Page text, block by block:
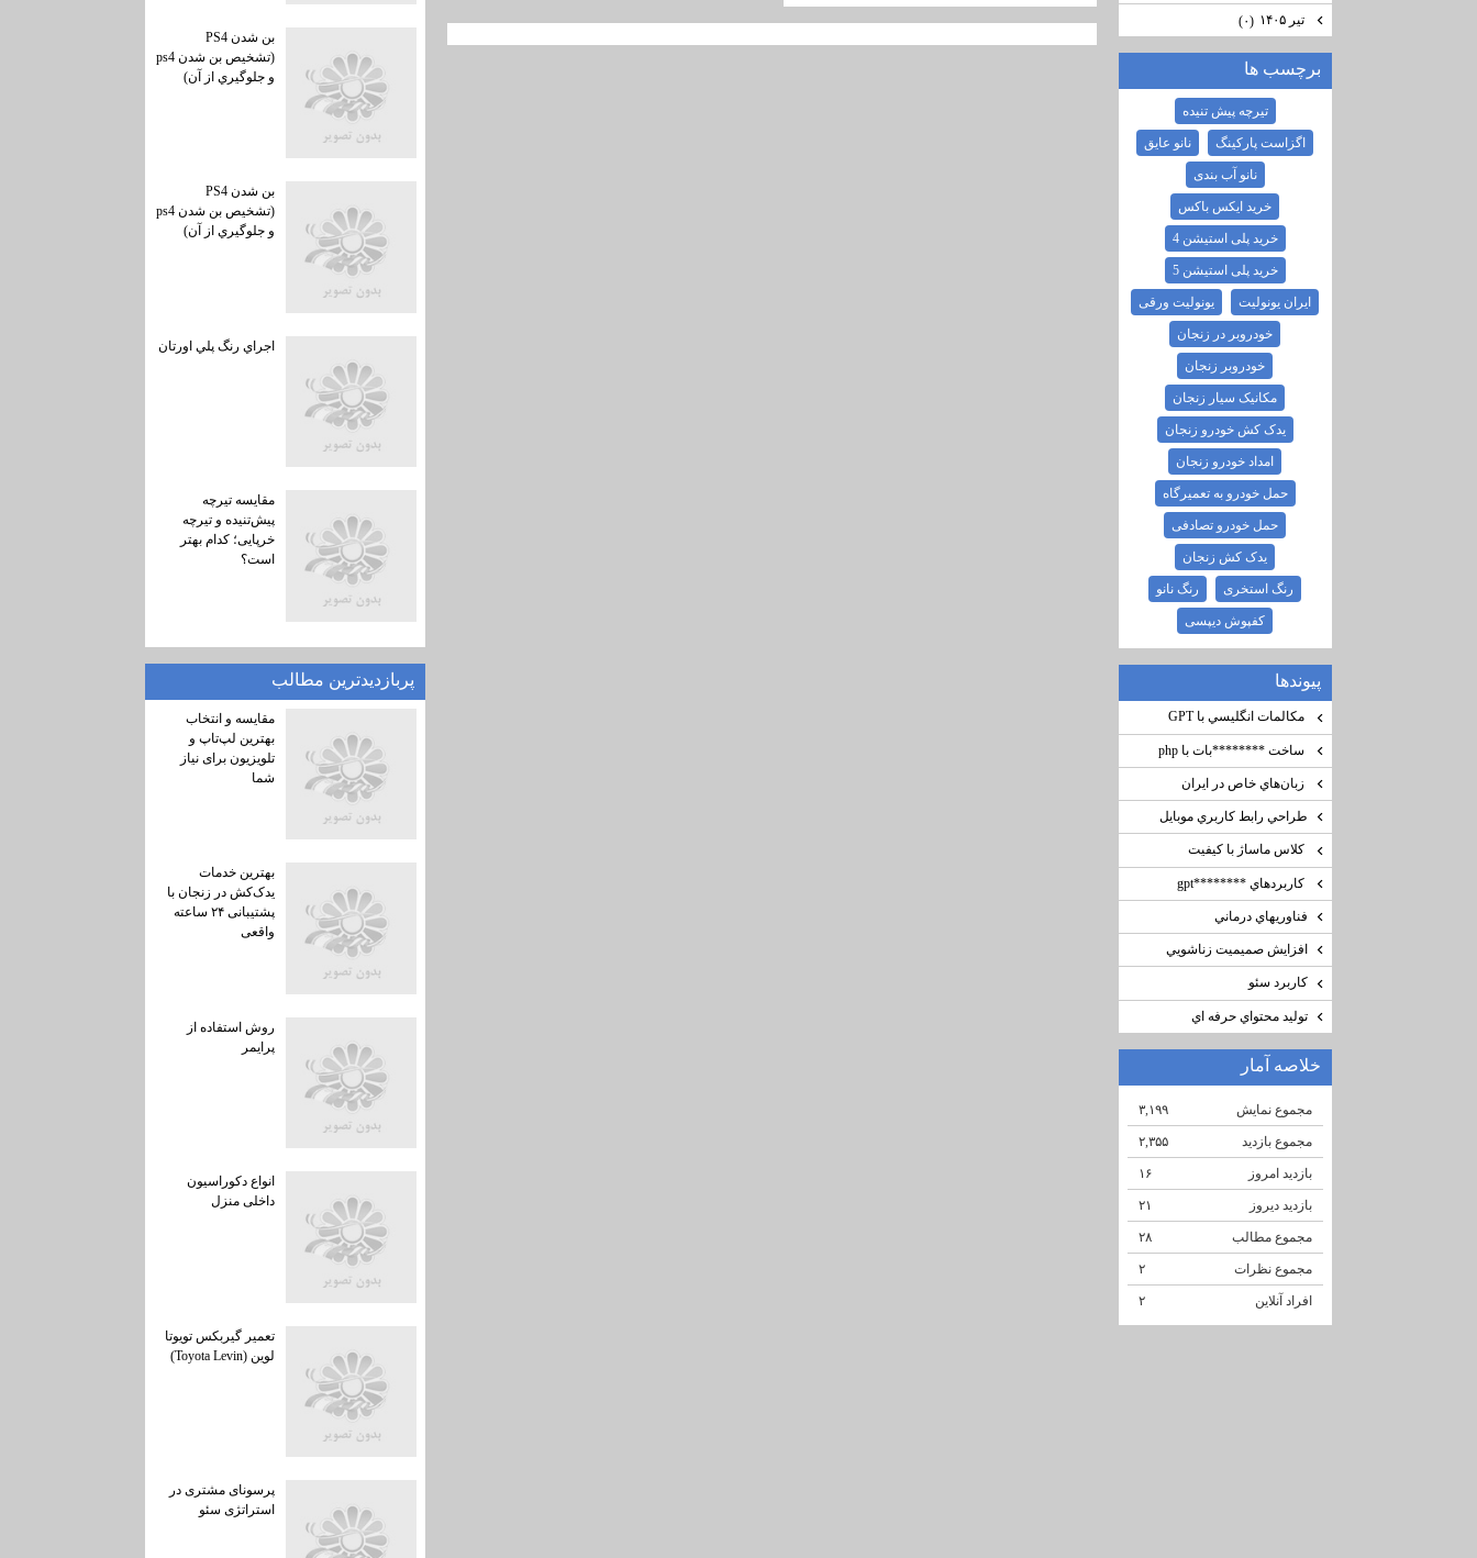
تیر ۱۴۰۵ (۰)
برچسب ها
تیرچه پیش تنیده
اگزاست پارکینگ نانو عایق
نانو آب بندی
خرید ایکس باکس
خرید پلی استیشن 4
خرید پلی استیشن 5
ایران یونولیت یونولیت ورقی
خودروبر در زنجان
خودروبر زنجان
مکانیک سیار زنجان
یدک کش خودرو زنجان
امداد خودرو زنجان
حمل خودرو به تعمیرگاه
حمل خودرو تصادفی
یدک کش زنجان
رنگ استخری رنگ نانو
کفپوش دیپسی
پيوندها
مكالمات انگليسي با GPT
ساخت ********‌بات با php
زبان‌هاي خاص در ايران
طراحي رابط كاربري موبايل
كلاس ماساژ با كيفيت
كاربردهاي ********gpt
فناوريهاي درماني
افزايش صميميت زناشويي
كاربرد سئو
توليد محتواي حرفه اي
خلاصه آمار
مجموع نمایش‌ ۳,۱۹۹
مجموع بازدید ۲,۳۵۵
بازدید امروز ۱۶
بازدید دیروز ۲۱
مجموع مطالب ۲۸
مجموع نظرات ۲
افراد آنلاین ۲
بن شدن PS4
(تشخيص بن شدن ps4
و جلوگيري از آن)
بن شدن PS4
(تشخيص بن شدن ps4
و جلوگيري از آن)
اجراي رنگ پلي اورتان
مقایسه تیرچه
پیش‌تنیده و تیرچه
خرپایی؛ کدام بهتر
است؟
پربازديدترين مطالب
مقایسه و انتخاب
بهترین لپ‌تاپ و
تلویزیون برای نیاز
شما
بهترین خدمات
یدک‌کش در زنجان با
پشتیبانی ۲۴ ساعته
واقعی
روش استفاده از
پرایمر
انواع دکوراسیون
داخلی منزل
تعمیر گیربکس تویوتا
لوین (Toyota Levin)
پرسونای مشتری در
استراتژی سئو